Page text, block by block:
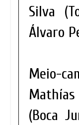
Silva
Álvaro
Meio-
(Boca